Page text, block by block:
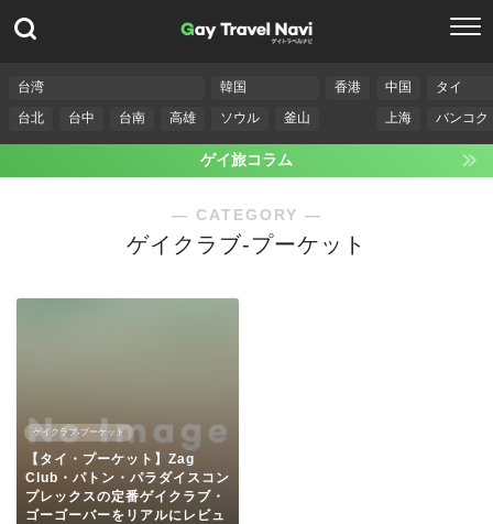
台湾
台北
台中 台南 高雄
韓国
ソウル
釜山
香港
中国
上海
タイ
バンコク
ゲイ旅コラム
― CATEGORY ―
ゲイクラブ-プーケット
ゲイクラブ-プーケット
【タイ・プーケット】Zag
Club・パトン・パラダイスコン
プレックスの定番ゲイクラブ・
ゴーゴーバーをリアルにレビュ